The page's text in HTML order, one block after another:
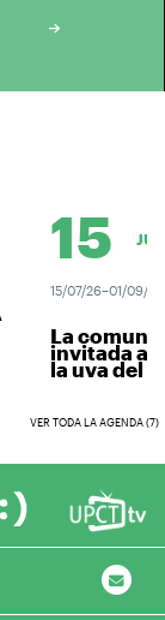
15 JUL.
15/07/26–01/09/26
La
invitada a
la uva del
VER TODA LA AGENDA (7)